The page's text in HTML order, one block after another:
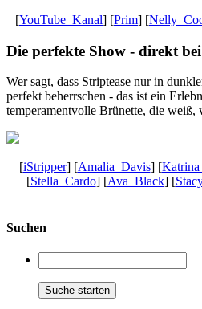
[YouTube_Kanal] [Prim] [
Die perfekte Show - direkt
Wer sagt, dass Striptease nur in
perfekt beherrschen - das ist ein
temperamentvolle Brünette, die weiß,
[iStripper] [Amalia_Davis] [
[Stella_Cardo] [Ava_Black] [
Suchen